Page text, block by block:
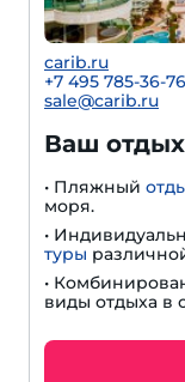
carib.ru
+7 495 785-36-76
sale@carib.ru
Ваш
• Пляжный
моря.
•
туры
•
виды отдыха в